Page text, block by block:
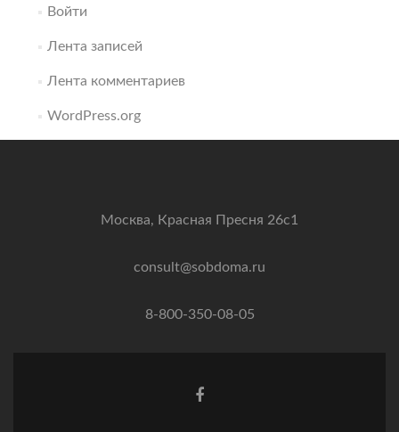
Войти
Лента записей
Лента комментариев
WordPress.org
Москва, Красная Пресня 26с1
consult@sobdoma.ru
8-800-350-08-05
Facebook